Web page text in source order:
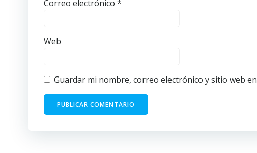
Correo electrónico *
Web
Guardar mi nombre, correo electrónico y sitio web